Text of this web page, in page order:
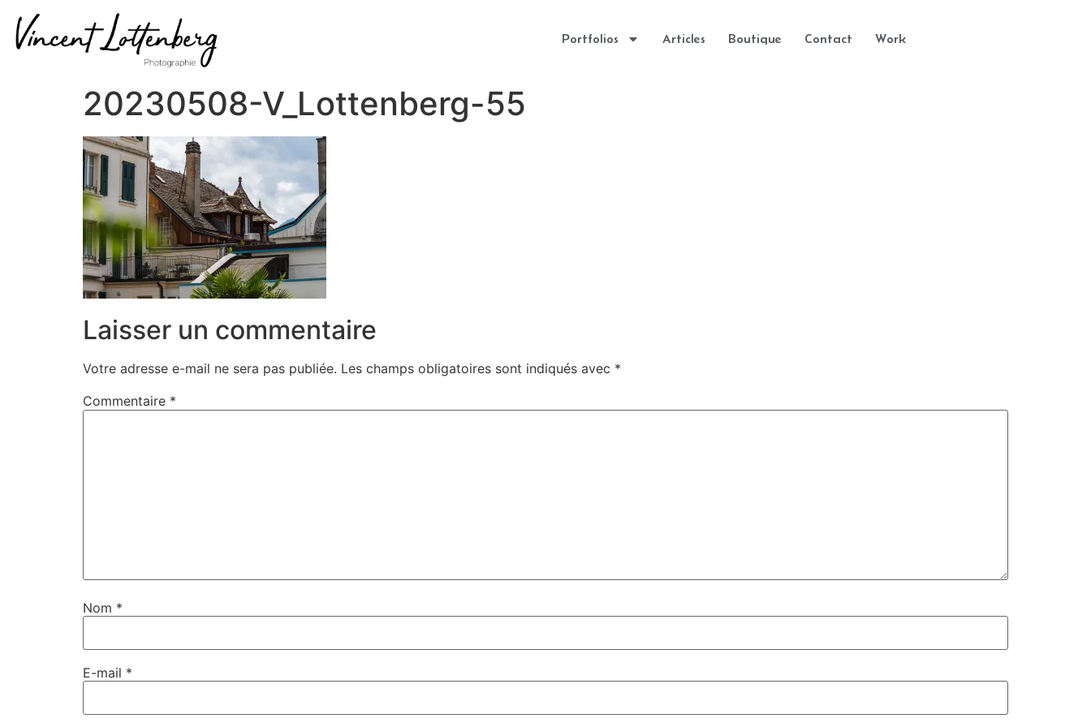
Portfolios Articles Boutique Contact Work
20230508-V_Lottenberg-55
Laisser un commentaire
Votre adresse e-mail ne sera pas publiée. Les champs obligatoires sont indiqués avec *
Commentaire *
Nom *
E-mail *